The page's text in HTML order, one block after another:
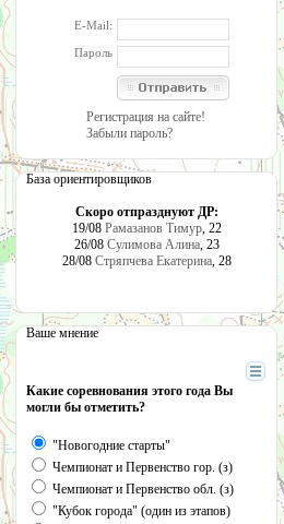
E-Mail:
Пароль
Регистрация на сайте!
Забыли пароль?
База ориентировщиков
Скоро отпразднуют ДР:
19/08 Рамазанов Тимур, 22
26/08 Сулимова Алина, 23
28/08 Стряпчева Екатерина, 28
Ваше мнение
Какие соревнования этого года Вы
могли бы отметить?
"Новогодние старты"
Чемпионат и Первенство гор. (з)
Чемпионат и Первенство обл. (з)
"Кубок города" (один из этапов)